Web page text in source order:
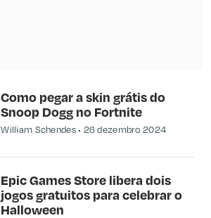
Como pegar a skin grátis do
Snoop Dogg no Fortnite
William Schendes 26 dezembro 2024
Epic Games Store libera dois
jogos gratuitos para celebrar o
Halloween